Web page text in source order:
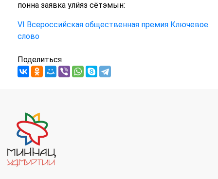
понна заявка улӥяз сётэмын:
VI Всероссийская общественная премия Ключевое
слово
Поделиться